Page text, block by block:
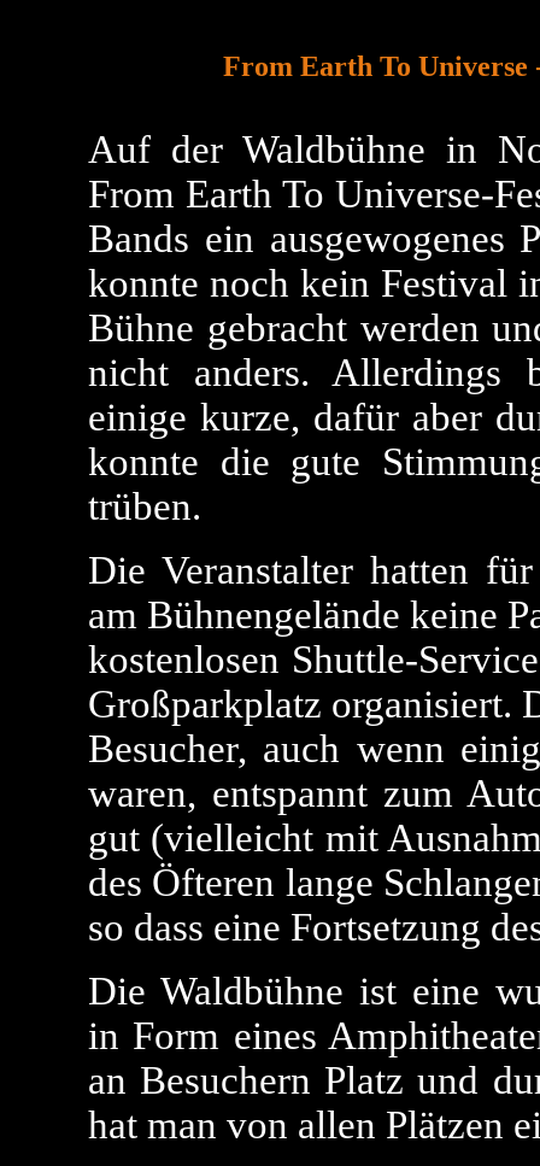
From Earth To Universe
Auf der Waldbühne in
From Earth To Universe-
Bands ein ausgewogenes
konnte noch kein Festival
Bühne gebracht werden
nicht anders. Allerdings
einige kurze, dafür aber
konnte die gute
trüben.
Die Veranstalter hatten
am Bühnengelände keine
kostenlosen Shuttle-
Großparkplatz organisiert.
Besucher, auch wenn
waren, entspannt zum
gut (vielleicht mit
des Öfteren lange
so dass eine Fortsetzung
Die Waldbühne ist eine
in Form eines
an Besuchern Platz und
hat man von allen Plätzen